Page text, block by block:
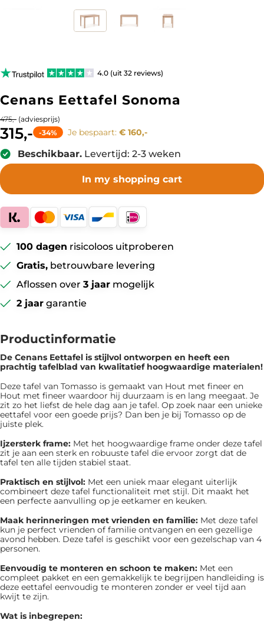
Productinformatie
De Cenans Eettafel is ​​stijlvol ontworpen en heeft een
prachtig tafelblad van kwalitatief hoogwaardige materialen!
Deze tafel van Tomasso is gemaakt van Hout met fineer en
Hout met fineer waardoor hij duurzaam is en lang meegaat. Je
zit zo het liefst de hele dag aan je tafel. Op zoek naar een unieke
eettafel voor een goede prijs? Dan ben je bij Tomasso op de
juiste plek.
Ijzersterk frame: Met het hoogwaardige frame onder deze tafel
zit je aan een sterk en robuuste tafel die ervoor zorgt dat de
tafel ten alle tijden stabiel staat.
Praktisch en stijlvol: Met een uniek maar elegant uiterlijk
combineert deze tafel functionaliteit met stijl. Dit maakt het
een perfecte aanvulling op je eetkamer en keuken.
Maak herinneringen met vrienden en familie: Met deze tafel
kun je perfect vrienden of familie ontvangen en een gezellige
avond hebben. Deze tafel is geschikt voor een gezelschap van 4
personen.
Eenvoudig te monteren en schoon te maken: Met een
compleet pakket en een gemakkelijk te begrijpen handleiding is
deze eettafel eenvoudig te monteren zonder er veel tijd aan
kwijt te zijn.
Wat is inbegrepen:
4.0 (uit 32 reviews)
Cenans Eettafel Sonoma
475,- (adviesprijs)
315,- -34% Je bespaart: € 160,-
Beschikbaar. Levertijd: 2-3 weken
In my shopping cart
100 dagen risicoloos uitproberen
Gratis, betrouwbare levering
Aflossen over 3 jaar mogelijk
2 jaargarantie